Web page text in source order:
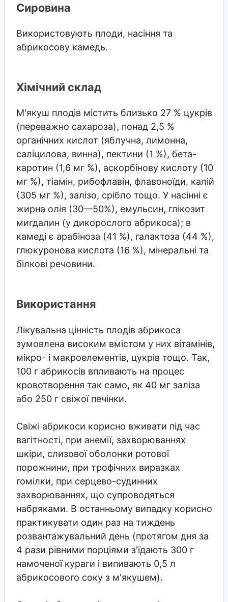
Сировина
Використовують плоди, насіння та
абрикосову камедь.
Хімічний склад
М'якуш плодів містить близько 27 % цукрів
(переважно сахароза), понад 2,5 %
органічних кислот (яблучна, лимонна,
саліцилова, винна), пектини (1 %), бета-
каротин (1,6 мг %), аскорбінову кислоту (10
мг %), тіамін, рибофлавін, флавоноїди, калій
(305 мг %), залізо, срібло тощо. У насінні є
жирна олія (30—50%), емульсин, глікозит
мигдалин (у дикорослого абрикоса); в
камеді є арабіноза (41 %), галактоза (44 %),
глюкуронова кислота (16 %), мінеральні та
білкові речовини.
Використання
Лікувальна цінність плодів абрикоса
зумовлена високим вмістом у них вітамінів,
мікро- і макроелементів, цукрів тощо. Так,
100 г абрикосів впливають на процес
кровотворення так само, як 40 мг заліза
або 250 г свіжої печінки.
Свіжі абрикоси корисно вживати під час
вагітності, при анемії, захворюваннях
шкіри, слизової оболонки ротової
порожнини, при трофічних виразках
гомілки, при серцево-судинних
захворюваннях, що супроводяться
набряками. В останньому випадку корисно
практикувати один раз на тиждень
розвантажувальний день (протягом дня за
4 рази рівними порціями з'їдають 300 г
намоченої кураги і випивають 0,5 л
абрикосового соку з м'якушем).